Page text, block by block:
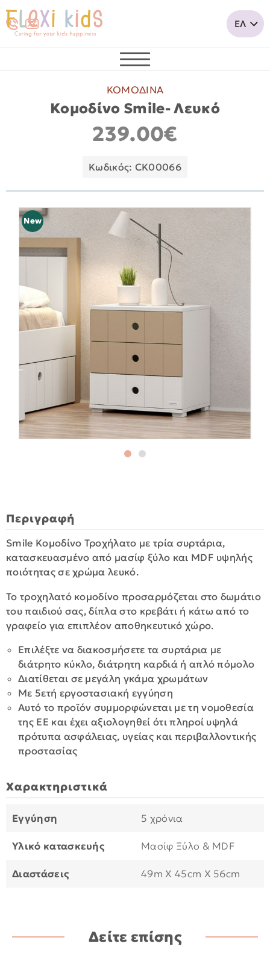
ΚΟΜΟΔΙΝΑ
Κομοδίνο Smile- Λευκό
239.00€
Κωδικός: CK00066
New
Περιγραφή
Smile Κομοδίνο Τροχήλατο με τρία συρτάρια,
κατασκευασμένο από μασίφ ξύλο και MDF υψηλής
ποιότητας σε χρώμα λευκό.
Το τροχηλατό κομοδίνο προσαρμόζεται στο δωμάτιο
του παιδιού σας, δίπλα στο κρεβάτι ή κάτω από το
γραφείο για επιπλέον αποθηκευτικό χώρο.
Επιλέξτε να διακοσμήσετε τα συρτάρια με
διάτρητο κύκλο, διάτρητη καρδιά ή απλό πόμολο
Διατίθεται σε μεγάλη γκάμα χρωμάτων
Με 5ετή εργοστασιακή εγγύηση
Αυτό το προϊόν συμμορφώνεται με τη νομοθεσία
της ΕΕ και έχει αξιολογηθεί ότι πληροί υψηλά
πρότυπα ασφάλειας, υγείας και περιβαλλοντικής
προστασίας
Χαρακτηριστικά
Εγγύηση 5 χρόνια
Υλικό κατασκευής Μασίφ Ξύλο & MDF
Διαστάσεις 49m X 45cm X 56cm
Δείτε επίσης